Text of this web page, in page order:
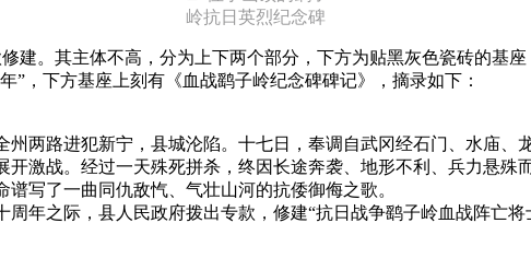
岭抗日英烈纪念碑
建。其主体不高，分为上下两个部分，下方为贴黑灰色瓷砖的基
”，下方基座上刻有《血战鹞子岭纪念碑碑记》，摘录如下：
两路进犯新宁，县城沦陷。十七日，奉调自武冈经石门、水庙、
激战。经过一天殊死拼杀，终因长途奔袭、地形不利、兵力悬殊
写了一曲同仇敌忾、气壮山河的抗倭御侮之歌。
年之际，县人民政府拨出专款，修建“抗日战争鹞子岭血战阵亡